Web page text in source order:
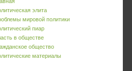
элита
мировой политики
пиар
в обществе
общество
материалы